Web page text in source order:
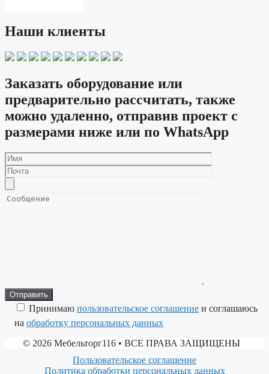
Наши клиенты
Заказать оборудование или
предварительно рассчитать, также
можно удаленно, отправив проект с
размерами ниже или по WhatsApp
Принимаю пользовательское соглашение и соглашаюсь
на обработку персональных данных
© 2026 Мебельторг116 • ВСЕ ПРАВА ЗАЩИЩЕНЫ
Пользовательское соглашение
Политика обработки персональных данных